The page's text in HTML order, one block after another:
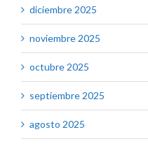
diciembre 2025
noviembre 2025
octubre 2025
septiembre 2025
agosto 2025